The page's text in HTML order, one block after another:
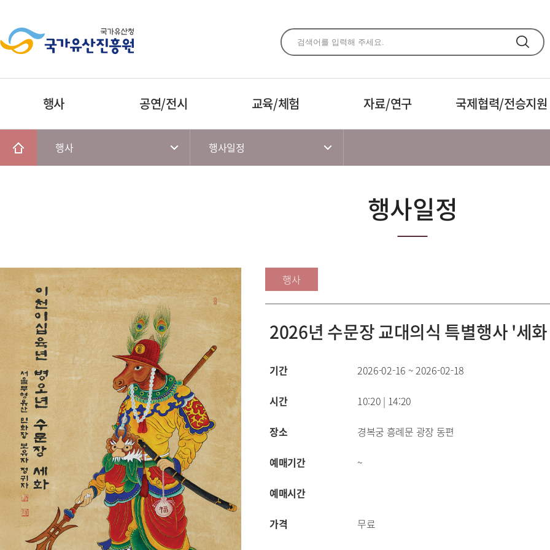
행사 공연/전시 교육/체험 자료/연구 국제협력/전승지원
행사 행사일정
행사일정
행사
2026년 수문장 교대의식 특별행사 '세
기간 2026-02-16 ~ 2026-02-18
시간 10:20 | 14:20
장소 경복궁 흥례문 광장 동편
예매기간 ~
예매시간
가격 무료